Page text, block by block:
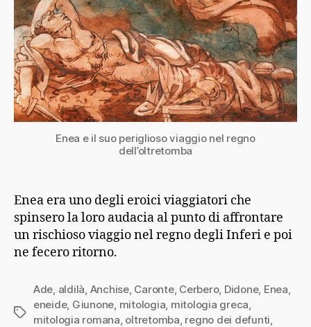
Enea e il suo periglioso viaggio nel regno
dell’oltretomba
Enea era uno degli eroici viaggiatori che
spinsero la loro audacia al punto di affrontare
un rischioso viaggio nel regno degli Inferi e poi
ne fecero ritorno.
Tag
Ade, aldilà, Anchise, Caronte, Cerbero, Didone, Enea,
eneide, Giunone, mitologia, mitologia greca,
mitologia romana, oltretomba, regno dei defunti,